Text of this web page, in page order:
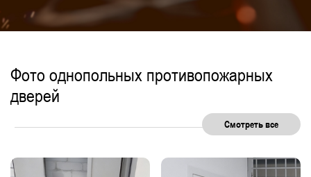
С нажимной ручкой С двумя замками
Для спортивных и тренажерных залов
Фото однопольных противопожарных
дверей
Смотреть все